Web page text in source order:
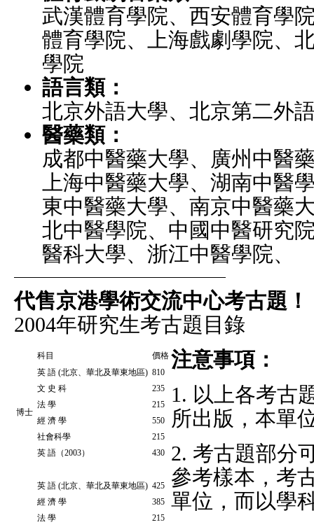
武漢體育學院、西安體育學
體育學院、上海戲劇學院、
學院
語言類：
北京外語大學、北京第二外
醫藥類：
成都中醫藥大學、廣州中醫
上海中醫藥大學、湖南中醫
東中醫藥大學、南京中醫藥
北中醫學院、中國中醫研究
醫科大學、浙江中醫學院、
代售京港學術交流中心考古題！
2004年研究生考古題目錄
科目 價格
博士
英 語 (北京、華北及華東地區) 810
文 史 科
235
法 學
215
經 濟 學
550
社會科學
215
英 語（2003）
430
英 語 (北京、華北及華東地區) 425
經 濟 學
385
法 學
215
注意事項：
1. 以上各考古
所出版，本單
2. 考古題部分
參考樣本，考
單位，而以學